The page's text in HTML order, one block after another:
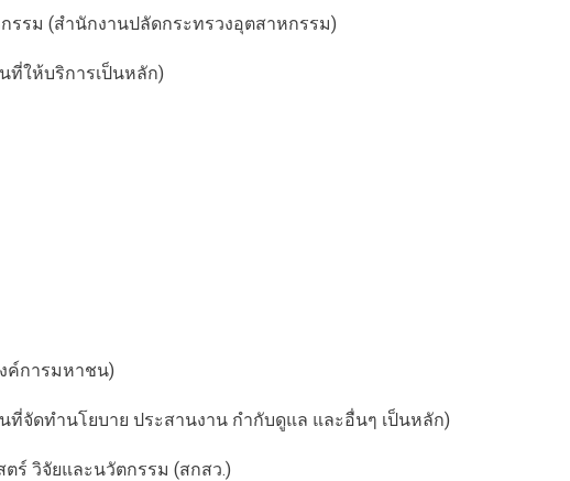
รม (สำนักงานปลัดกระทรวงอุตสาหกรรม)
ที่ให้บริการเป็นหลัก)
ค์การมหาชน)
ที่จัดทำนโยบาย ประสานงาน กำกับดูแล และอื่นๆ เป็นหลัก)
ร์ วิจัยและนวัตกรรม (สกสว.)